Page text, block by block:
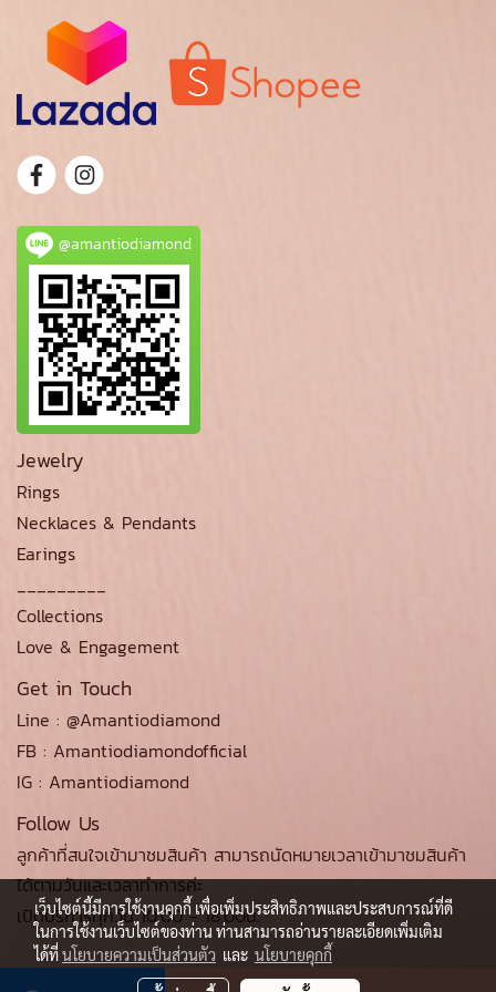
@amantiodiamond
Jewelry
Rings
Necklaces & Pendants
Earings
Collections
Love & Engagement
Get in Touch
Line : @Amantiodiamond
FB : Amantiodiamondofficial
IG : Amantiodiamond
Follow Us
ลูกค้าที่สนใจเข้ามาชมสินค้า สามารถนัดหมายเวลาเข้ามาชมสินค้า
ได้ตามวันและเวลาทำการค่ะ
เปิดบริการทุกวัน 10.00 - 18.00น.
เว็บไซต์นี้มีการใช้งานคุกกี้ เพื่อเพิ่มประสิทธิภาพและประสบการณ์ที่ดี
ในการใช้งานเว็บไซต์ของท่าน ท่านสามารถอ่านรายละเอียดเพิ่มเติม
ได้ที่นโยบายความเป็นส่วนตัว และ นโยบายคุกกี้